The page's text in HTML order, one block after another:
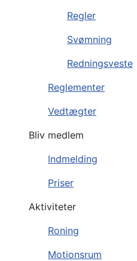
Regler
Svømning
Redningsveste
Reglementer
Vedtægter
Bliv medlem
Indmelding
Priser
Aktiviteter
Roning
Motionsrum